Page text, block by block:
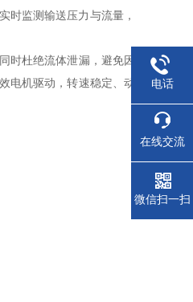
监测输送压力与流量，
杜绝流体泄漏，避免因
电机驱动，转速稳定、动
电话
在线交流
微信扫一扫